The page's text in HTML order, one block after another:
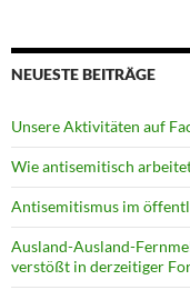
NEUESTE BEITRÄGE
Unsere Aktivitäten auf
Wie antisemitisch
Antisemitismus im
Ausland-Ausland-
verstößt in derzeitiger